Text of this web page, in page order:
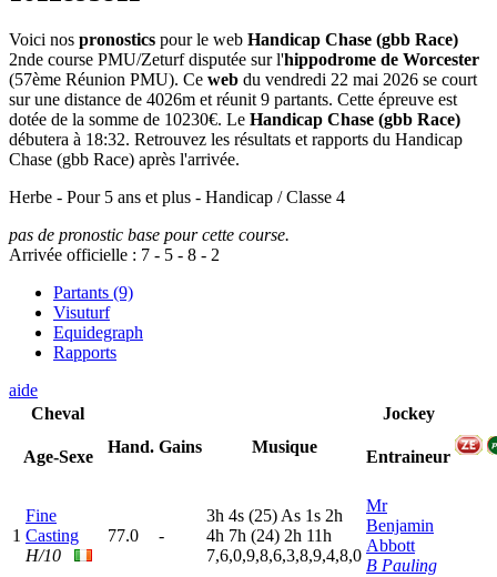
Voici nos pronostics pour le web Handicap Chase (gbb Race)
2nde course PMU/Zeturf disputée sur l'hippodrome de Worcester
(57ème Réunion PMU). Ce web du vendredi 22 mai 2026 se court
sur une distance de 4026m et réunit 9 partants. Cette épreuve est
dotée de la somme de 10230€. Le Handicap Chase (gbb Race)
débutera à 18:32. Retrouvez les résultats et rapports du Handicap
Chase (gbb Race) après l'arrivée.
Herbe - Pour 5 ans et plus - Handicap / Classe 4
pas de pronostic base pour cette course.
Arrivée officielle : 7 - 5 - 8 - 2
Partants (9)
Visuturf
Equidegraph
Rapports
aide
Cheval
Age-Sexe
Hand. Gains Musique
Jockey
Entraineur
1
Fine
Casting
H/10
77.0 -
3h 4s (25) As 1s 2h
4h 7h (24) 2h 11h
7,6,0,9,8,6,3,8,9,4,8,0
Mr
Benjamin
Abbott
B Pauling